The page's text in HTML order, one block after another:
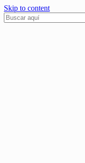
Skip to content